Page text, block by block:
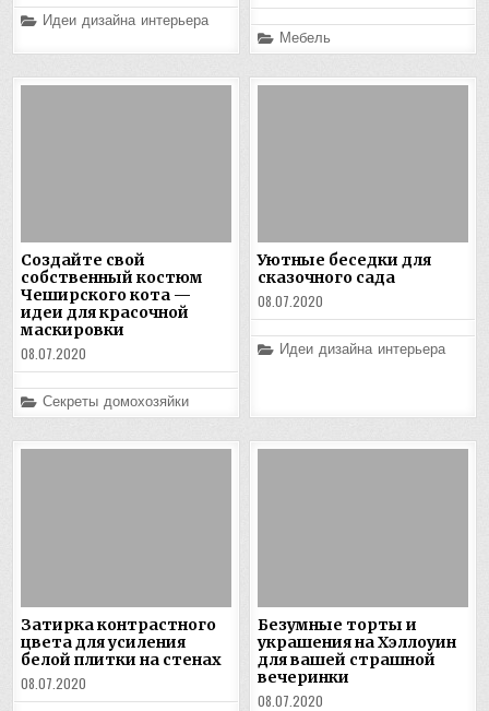
Posted
in
Идеи дизайна интерьера
Posted
in
Мебель
Создайте свой
собственный костюм
Чеширского кота —
идеи для красочной
маскировки
08.07.2020
Posted
in
Секреты домохозяйки
Уютные беседки для
сказочного сада
08.07.2020
Posted
in
Идеи дизайна интерьера
Затирка контрастного
цвета для усиления
белой плитки на стенах
08.07.2020
Безумные торты и
украшения на Хэллоуин
для вашей страшной
вечеринки
08.07.2020